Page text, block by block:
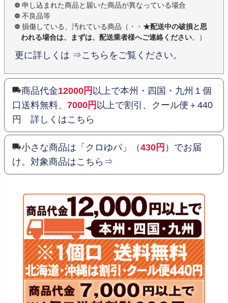
申し込まれた商品と届いた商品が異なっている場合
不良品等
損傷している、汚れている商品（・・ ★配送中の破損と思
われる場合は、まずは、配送業者様へご連絡ください。）
更に詳しくは ⇒こちらをご覧ください。
商品代金12000円 以上で本州・四国・九州１個
口送料無料、 7000円 以上で割引、クール便＋440
円 詳しくはこちら
小さな商品は「クロゆパ」（430円 ）でお届
け。対象商品はこちら⇒